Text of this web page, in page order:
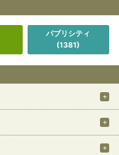
パブリシティ
(1381)